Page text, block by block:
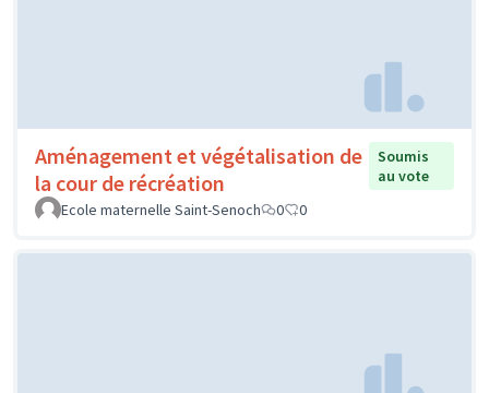
Aménagement et végétalisation de
la cour de récréation
Soumis
au vote
Ecole maternelle Saint-Senoch
0 0